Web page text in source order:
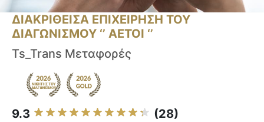
ΔΙΑΚΡΙΘΕΙΣΑ ΕΠΙΧΕΙΡΗΣΗ ΤΟΥ
ΔΙΑΓΩΝΙΣΜΟΥ ‘’ ΑΕΤΟΙ ‘’
Ts_Trans Μεταφορές
9.3 (28)